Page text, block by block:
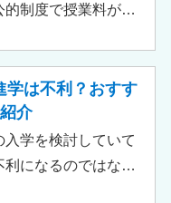
的制度で授業料が実
注意点などをわかり
。費用負担を抑え
ックしてみましょ
学は不利？おすす
介
入学を検討していて
利になるのではない